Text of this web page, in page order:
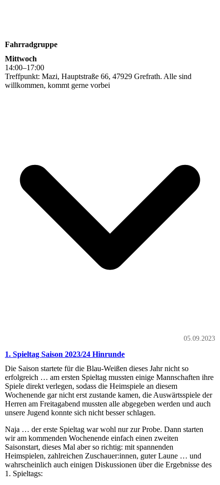
Fahrradgruppe
Mittwoch
14:00–17:00
Treffpunkt: Mazi, Hauptstraße 66, 47929 Grefrath. Alle sind
willkommen, kommt gerne vorbei
05.09.2023
1. Spieltag Saison 2023/24 Hinrunde
Die Saison startete für die Blau-Weißen dieses Jahr nicht so
erfolgreich … am ersten Spieltag mussten einige Mannschaften ihre
Spiele direkt verlegen, sodass die Heimspiele an diesem
Wochenende gar nicht erst zustande kamen, die Auswärtsspiele der
Herren am Freitagabend mussten alle abgegeben werden und auch
unsere Jugend konnte sich nicht besser schlagen.
Naja … der erste Spieltag war wohl nur zur Probe. Dann starten
wir am kommenden Wochenende einfach einen zweiten
Saisonstart, dieses Mal aber so richtig: mit spannenden
Heimspielen, zahlreichen Zuschauer:innen, guter Laune … und
wahrscheinlich auch einigen Diskussionen über die Ergebnisse des
1. Spieltags: